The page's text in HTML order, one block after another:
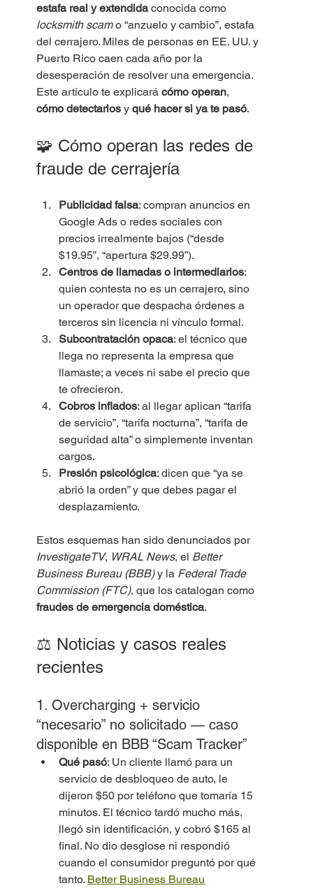
estafa real y extendida conocida como
locksmith scam o “anzuelo y cambio”, estafa
del cerrajero. Miles de personas en EE. UU. y
Puerto Rico caen cada año por la
desesperación de resolver una emergencia.
Este artículo te explicará cómo operan,
cómo detectarlos y qué hacer si ya te pasó.
🧩 Cómo operan las redes de
fraude de cerrajería
Publicidad falsa: compran anuncios en
Google Ads o redes sociales con
precios irrealmente bajos (“desde
$19.95”, “apertura $29.99”).
Centros de llamadas o intermediarios:
quien contesta no es un cerrajero, sino
un operador que despacha órdenes a
terceros sin licencia ni vínculo formal.
Subcontratación opaca: el técnico que
llega no representa la empresa que
llamaste; a veces ni sabe el precio que
te ofrecieron.
Cobros inflados: al llegar aplican “tarifa
de servicio”, “tarifa nocturna”, “tarifa de
seguridad alta” o simplemente inventan
cargos.
Presión psicológica: dicen que “ya se
abrió la orden” y que debes pagar el
desplazamiento.
Estos esquemas han sido denunciados por
InvestigateTV, WRAL News, el Better
Business Bureau (BBB) y la Federal Trade
Commission (FTC), que los catalogan como
fraudes de emergencia doméstica.
⚖️ Noticias y casos reales
recientes
1. Overcharging + servicio
“necesario” no solicitado — caso
disponible en BBB “Scam Tracker”
Qué pasó: Un cliente llamó para un
servicio de desbloqueo de auto, le
dijeron $50 por teléfono que tomaría 15
minutos. El técnico tardó mucho más,
llegó sin identificación, y cobró $165 al
final. No dio desglose ni respondió
cuando el consumidor preguntó por qué
tanto. Better Business Bureau